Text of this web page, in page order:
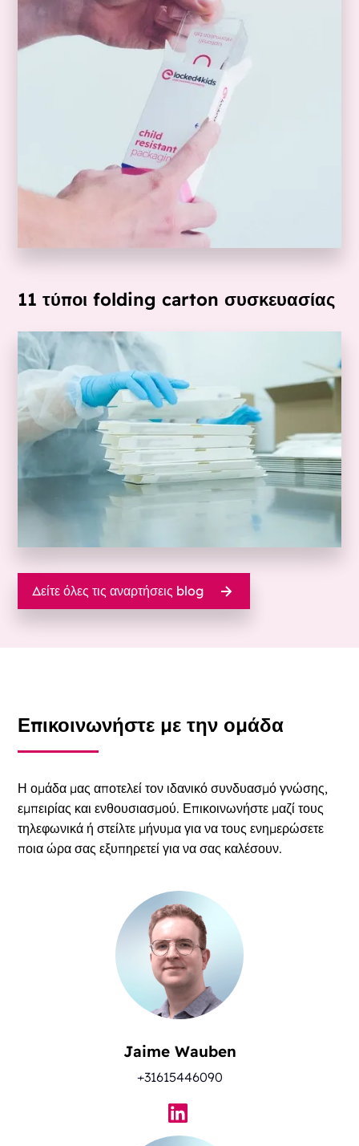
11 τύποι folding carton συσκευασίας
Δείτε όλες τις αναρτήσεις blog
Επικοινωνήστε με την ομάδα
Η ομάδα μας αποτελεί τον ιδανικό συνδυασμό γνώσης,
εμπειρίας και ενθουσιασμού. Επικοινωνήστε μαζί τους
τηλεφωνικά ή στείλτε μήνυμα για να τους ενημερώσετε
ποια ώρα σας εξυπηρετεί για να σας καλέσουν.
Jaime Wauben
+31615446090